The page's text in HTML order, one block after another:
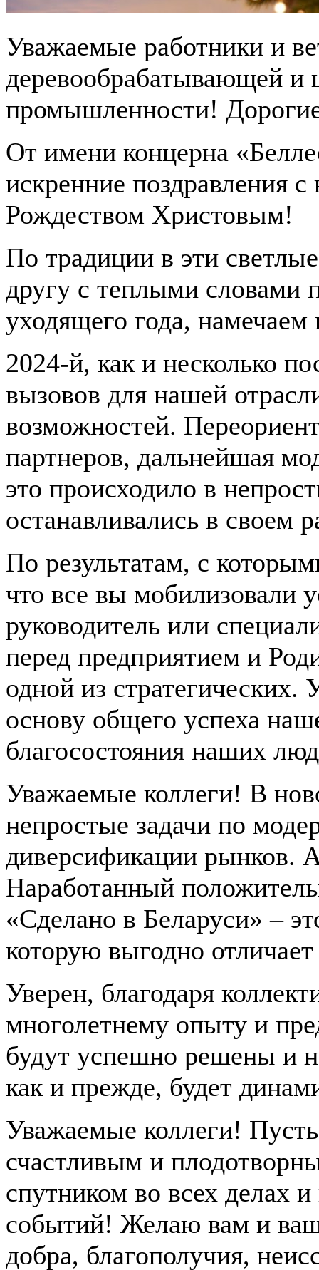
Уважаемые работники и
деревообрабатывающей и
промышленности!
От имени концерна
искренние поздравления
Рождеством Христовым!
По традиции в эти
другу с теплыми словами
уходящего года,
2024-й, как и несколько
вызовов для нашей
возможностей.
партнеров, дальнейшая
это происходило в
останавливались в своем
По результатам, с
что все вы мобилизовали
руководитель или
перед предприятием и
одной из
основу общего успеха
благосостояния наших
Уважаемые коллеги! В
непростые задачи по
диверсификации рынков.
Наработанный
«Сделано в Беларуси» –
которую выгодно отличает
Уверен, благодаря
многолетнему опыту и
будут успешно решены и
как и прежде, будет
Уважаемые коллеги!
счастливым и
спутником во всех делах
событий! Желаю вам и
добра, благополучия,